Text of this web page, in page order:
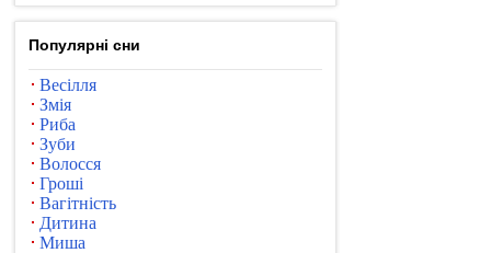
Популярні сни
Весілля
Змія
Риба
Зуби
Волосся
Гроші
Вагітність
Дитина
Миша